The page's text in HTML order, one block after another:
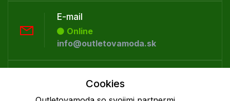
E-mail
Online
info@outletovamoda.sk
OfflineCookies